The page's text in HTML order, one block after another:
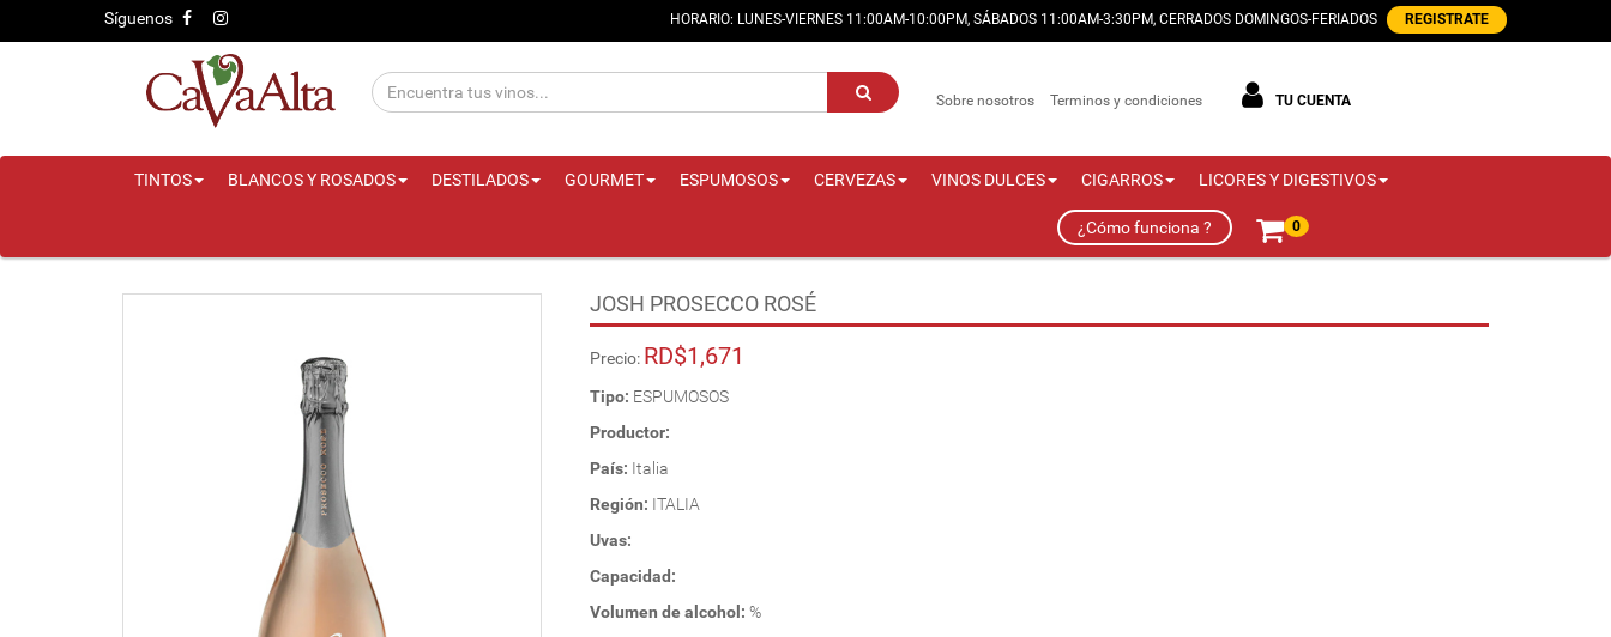
Síguenos HORARIO: LUNES-VIERNES 11:00AM-10:00PM, SÁBADOS 11:00AM-3:30PM, CERRADOS DOMINGOS-FERIADOS REGISTRATE
Sobre nosotros Terminos y condiciones TU CUENTA
TINTOS BLANCOS Y ROSADOS DESTILADOS GOURMET ESPUMOSOS CERVEZAS VINOS DULCES CIGARROS LICORES Y DIGESTIVOS
¿Cómo funciona ? 0
JOSH PROSECCO ROSÉ
Precio: RD$1,671
Tipo: ESPUMOSOS
Productor:
País: Italia
Región: ITALIA
Uvas:
Capacidad:
Volumen de alcohol: %